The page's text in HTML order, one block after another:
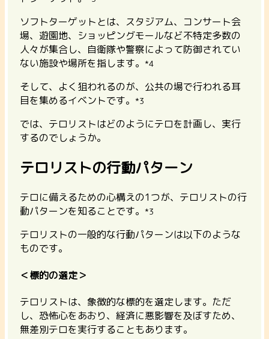
ソフトターゲットとは、スタジアム、コンサート会
場、遊園地、ショッピングモールなど不特定多数の
人々が集合し、自衛隊や警察によって防御されてい
ない施設や場所を指します。 *4
そして、よく狙われるのが、公共の場で行われる耳
目を集めるイベントです。 *3
では、テロリストはどのようにテロを計画し、実行
するのでしょうか。
テロリストの行動パターン
テロに備えるための心構えの1つが、テロリストの行
動パターンを知ることです。 *3
テロリストの一般的な行動パターンは以下のような
ものです。
＜標的の選定＞
テロリストは、象徴的な標的を選定します。ただ
し、恐怖心をあおり、経済に悪影響を及ぼすため、
無差別テロを実行することもあります。